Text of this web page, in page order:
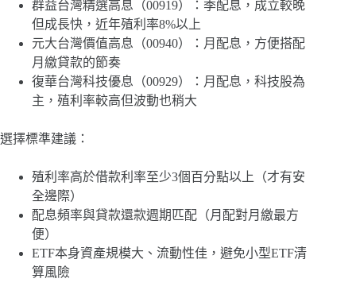
群益台灣精選高息（00919）：季配息，成立較晚
但成長快，近年殖利率8%以上
元大台灣價值高息（00940）：月配息，方便搭配
月繳貸款的節奏
復華台灣科技優息（00929）：月配息，科技股為
主，殖利率較高但波動也稍大
選擇標準建議：
殖利率高於借款利率至少3個百分點以上（才有安
全邊際）
配息頻率與貸款還款週期匹配（月配對月繳最方
便）
ETF本身資產規模大、流動性佳，避免小型ETF清
算風險